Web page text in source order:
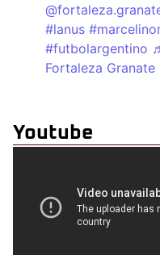
#lanus
#futbolargentino
Fortaleza Granate
Youtube